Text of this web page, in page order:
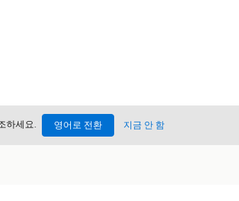
하세요. 영어로 전환 지금 안 함